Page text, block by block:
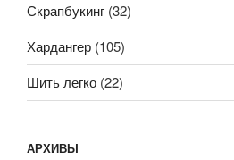
Скрапбукинг (32)
Хардангер (105)
Шить легко (22)
АРХИВЫ